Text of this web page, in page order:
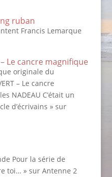
ruban
Francis Lemarque
– Le cancre magnifique
originale du
– Le cancre
NADEAU C’était un
d’écrivains » sur
Pour la série de
toi… » sur Antenne 2